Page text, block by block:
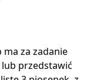
ma za zadanie
przedstawić